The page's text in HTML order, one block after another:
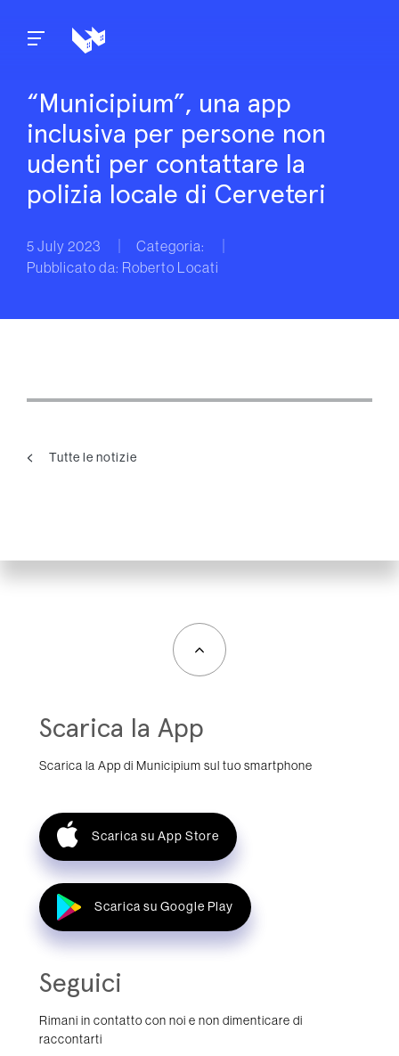
“Municipium”, una app
inclusiva per persone non
udenti per contattare la
polizia locale di Cerveteri
5 July 2023
Categoria:
Pubblicato da: Roberto Locati
Tutte le notizie
Scarica la App
Scarica la App di Municipium sul tuo smartphone
Scarica su App Store
Scarica su Google Play
Seguici
Rimani in contatto con noi e non dimenticare di
raccontarti